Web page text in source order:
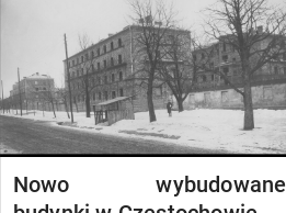
Nowo wybudowane